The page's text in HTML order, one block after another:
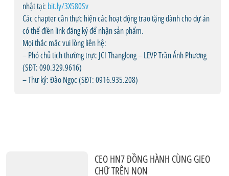
nhật tại: bit.ly/3X580Sv
Các chapter cần thực hiện các hoạt động trao tặng dành cho dự án
có thể điền link đăng ký để nhận sản phẩm.
Mọi thắc mắc vui lòng liên hệ:
– Phó chủ tịch thường trực JCI Thanglong – LEVP Trần Ánh Phương
(SĐT: 090.329.9616)
– Thư ký: Đào Ngọc (SĐT: 0916.935.208)